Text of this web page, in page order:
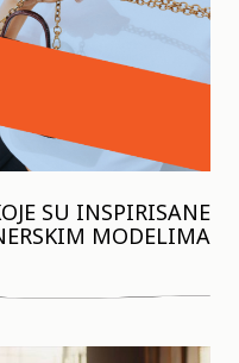
SU INSPIRISANE
MODELIMA